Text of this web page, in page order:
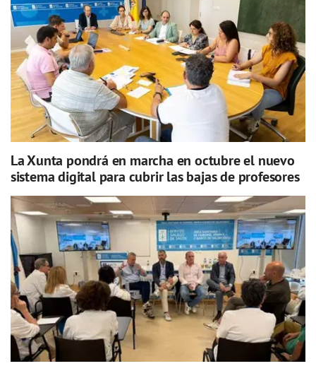
La Xunta pondrá en marcha en octubre el nuevo
sistema digital para cubrir las bajas de profesores